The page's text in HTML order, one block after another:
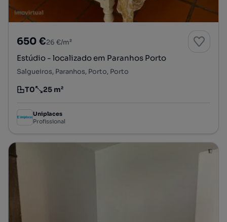
650 €26 €/m²
Estúdio - localizado em Paranhos Porto
Salgueiros, Paranhos, Porto, Porto
Tipologia
T0
Preço por metro quadrado
25 m²
Uniplaces
Profissional